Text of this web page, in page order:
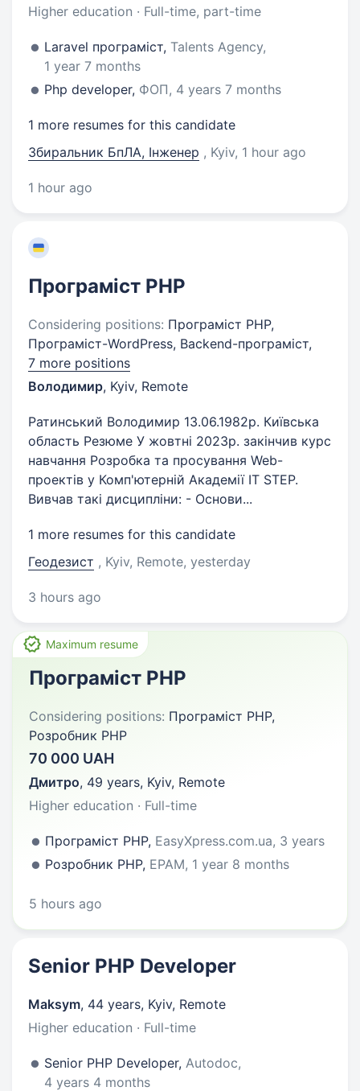
Higher education · Full-time, part-time
Laravel програміст, Talents Agency,
1 year 7 months
Php developer, ФОП, 4 years 7 months
1 more resumes for this candidate
Збиральник БпЛА, Інженер , Kyiv, 1 hour ago
1 hour ago
Програміст PHP
Considering positions: Програміст PHP,
Програміст-WordPress, Backend-програміст,
7 more positions
Володимир, Kyiv, Remote
Ратинський Володимир 13.06.1982р. Київська
область Резюме У жовтні 2023р. закінчив курс
навчання Розробка та просування Web-
проектів у Комп'ютерній Академії IT STEP.
Вивчав такі дисципліни: - Основи...
1 more resumes for this candidate
Геодезист , Kyiv, Remote, yesterday
3 hours ago
Maximum resume
Програміст PHP
Considering positions: Програміст PHP,
Розробник PHP
70 000 UAH
Дмитро, 49 years, Kyiv, Remote
Higher education · Full-time
Програміст PHP, EasyXpress.com.ua, 3 years
Розробник PHP, EPAM, 1 year 8 months
5 hours ago
Senior PHP Developer
Maksym, 44 years, Kyiv, Remote
Higher education · Full-time
Senior PHP Developer, Autodoc,
4 years 4 months